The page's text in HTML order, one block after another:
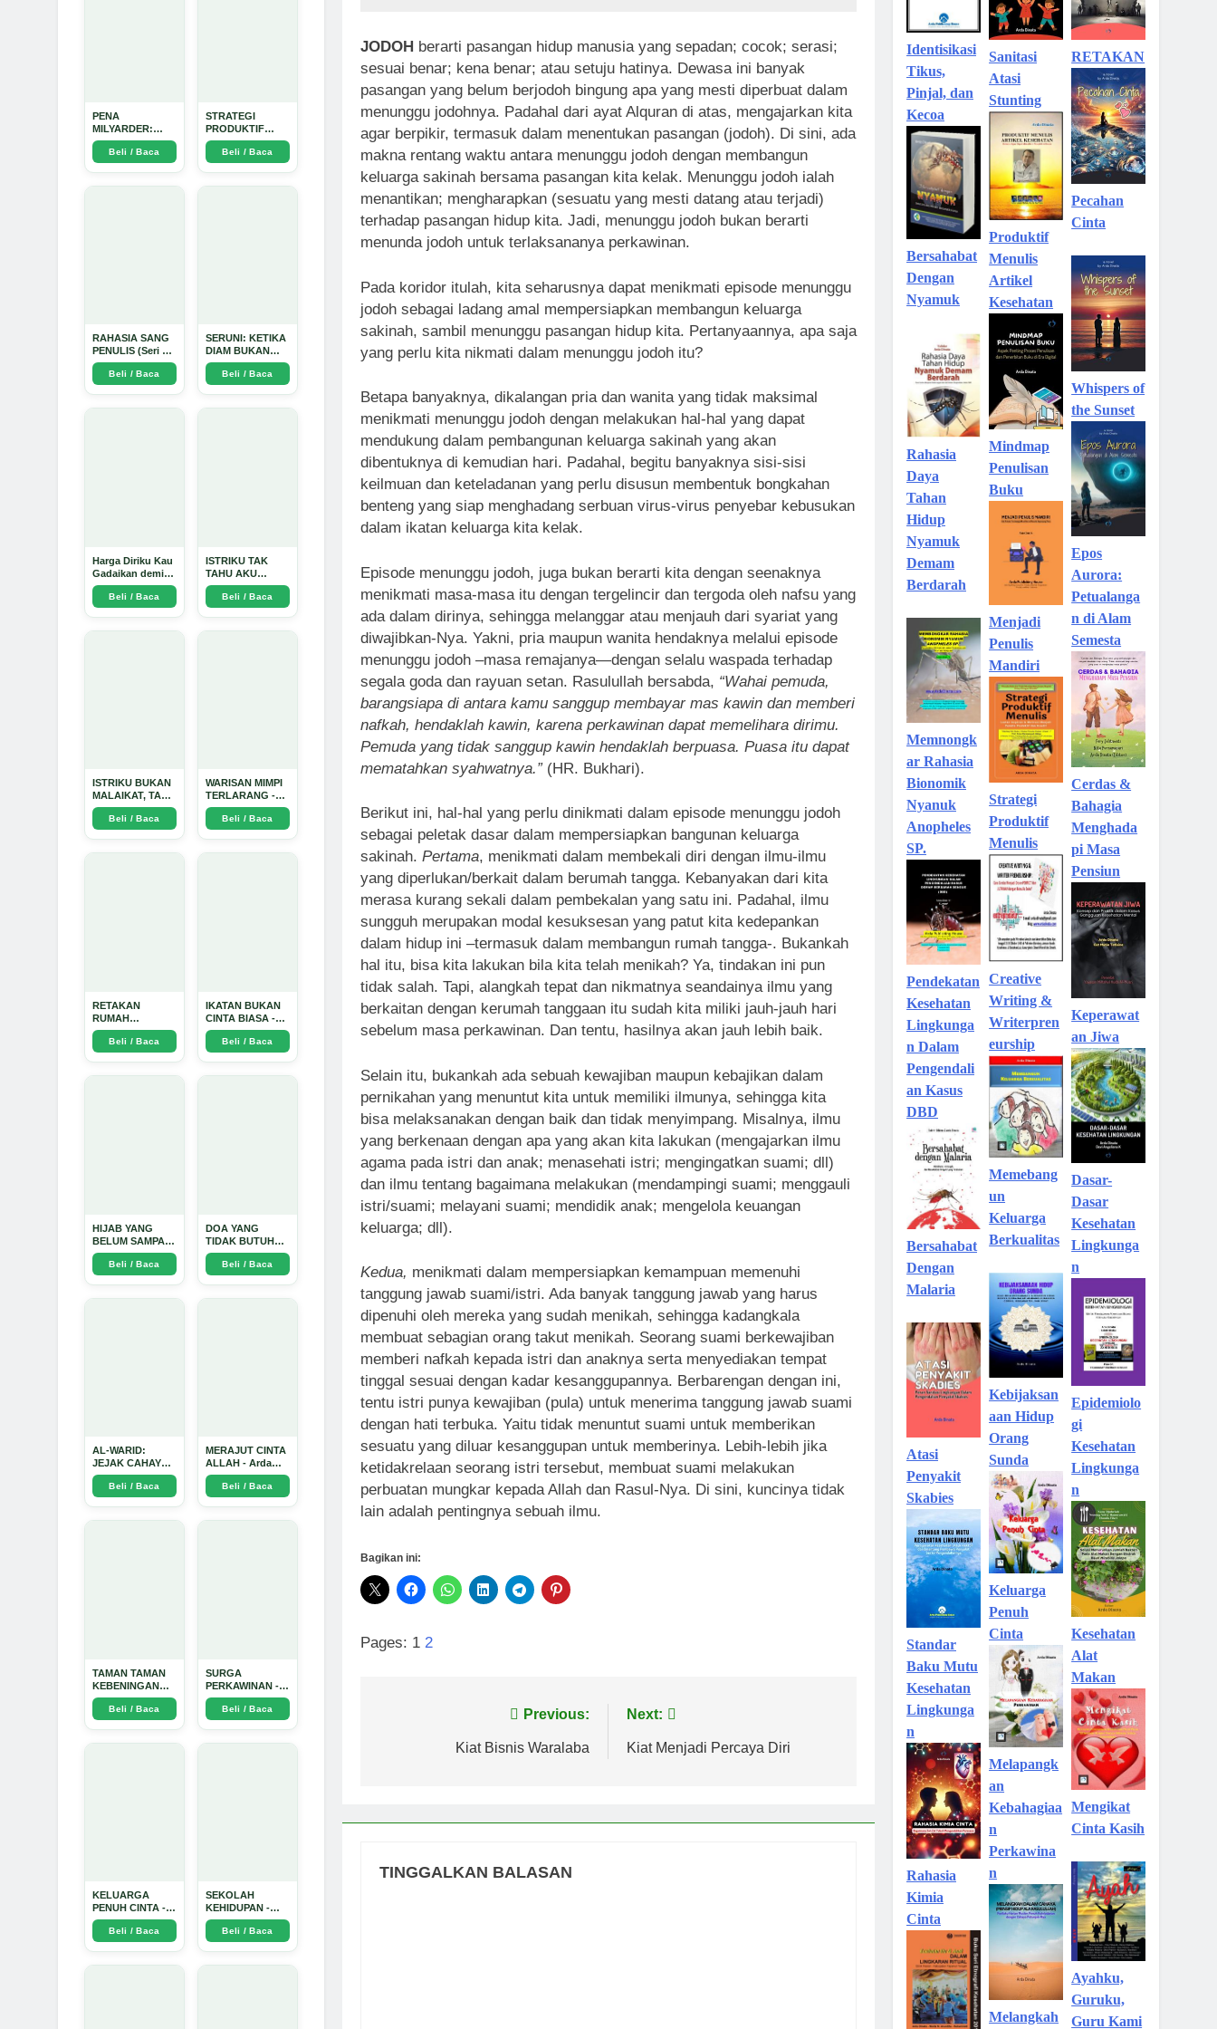
PENA
MILYARDER:
Kisah, Rahasia
Sukses, dan
Panduan Menjadi
Beli / Baca
STRATEGI
PRODUKTIF
MENULIS
UPDATE - Arda
Dinata
Beli / Baca
RAHASIA SANG
PENULIS (Seri 1)
- Arda Dinata
Beli / Baca
SERUNI: KETIKA
DIAM BUKAN
LAGI PILIHAN -
Arda Dinata
Beli / Baca
Harga Diriku Kau
Gadaikan demi
Perempuan Itu -
Arda Dinata
Beli / Baca
ISTRIKU TAK
TAHU AKU
PENGUSAHA
EMAS - Arda
Dinata
Beli / Baca
ISTRIKU BUKAN
MALAIKAT, TAPI
AKU JUGA
TIDAK SUCI -
Beli / Baca
WARISAN MIMPI
TERLARANG -
Arda Dinata
Beli / Baca
RETAKAN
RUMAH
TANGGA:
Sebuah
Perjalanan
Beli / Baca
IKATAN BUKAN
CINTA BIASA -
Arda Dinata
Beli / Baca
HIJAB YANG
BELUM SAMPAI
KE HATI: Ketika
Cinta Seorang
Ustadz Menjadi
Beli / Baca
DOA YANG
TIDAK BUTUH
SINYAL: Kisah
Tiga Jiwa yang
Tersesat di Era AI
Beli / Baca
AL-WARID:
JEJAK CAHAYA
DI ANTARA DUA
ZAMAN - Arda
Dinata
Beli / Baca
MERAJUT CINTA
ALLAH - Arda
Dinata
Beli / Baca
TAMAN TAMAN
KEBENINGAN
HATI - Arda
DinataBeli / Baca
SURGA
PERKAWINAN -
Arda Dinata
Beli / Baca
KELUARGA
PENUH CINTA -
Arda Dinata
Beli / Baca
SEKOLAH
KEHIDUPAN -
Arda Dinata
Beli / Baca
JODOH berarti pasangan hidup manusia yang sepadan; cocok; serasi;
sesuai benar; kena benar; atau setuju hatinya. Dewasa ini banyak
pasangan yang belum berjodoh bingung apa yang mesti diperbuat dalam
menunggu jodohnya. Padahal dari ayat Alquran di atas, mengajarkan kita
agar berpikir, termasuk dalam menentukan pasangan (jodoh). Di sini, ada
makna rentang waktu antara menunggu jodoh dengan membangun
keluarga sakinah bersama pasangan kita kelak. Menunggu jodoh ialah
menantikan; mengharapkan (sesuatu yang mesti datang atau terjadi)
terhadap pasangan hidup kita. Jadi, menunggu jodoh bukan berarti
menunda jodoh untuk terlaksananya perkawinan.
Pada koridor itulah, kita seharusnya dapat menikmati episode menunggu
jodoh sebagai ladang amal mempersiapkan membangun keluarga
sakinah, sambil menunggu pasangan hidup kita. Pertanyaannya, apa saja
yang perlu kita nikmati dalam menunggu jodoh itu?
Betapa banyaknya, dikalangan pria dan wanita yang tidak maksimal
menikmati menunggu jodoh dengan melakukan hal-hal yang dapat
mendukung dalam pembangunan keluarga sakinah yang akan
dibentuknya di kemudian hari. Padahal, begitu banyaknya sisi-sisi
keilmuan dan keteladanan yang perlu disusun membentuk bongkahan
benteng yang siap menghadang serbuan virus-virus penyebar kebusukan
dalam ikatan keluarga kita kelak.
Episode menunggu jodoh, juga bukan berarti kita dengan seenaknya
menikmati masa-masa itu dengan tergelincir dan tergoda oleh nafsu yang
ada dalam dirinya, sehingga melanggar atau menjauh dari syariat yang
diwajibkan-Nya. Yakni, pria maupun wanita hendaknya melalui episode
menunggu jodoh –masa remajanya—dengan selalu waspada terhadap
segala goda dan rayuan setan. Rasulullah bersabda, “Wahai pemuda,
barangsiapa di antara kamu sanggup membayar mas kawin dan memberi
nafkah, hendaklah kawin, karena perkawinan dapat memelihara dirimu.
Pemuda yang tidak sanggup kawin hendaklah berpuasa. Puasa itu dapat
mematahkan syahwatnya.” (HR. Bukhari).
Berikut ini, hal-hal yang perlu dinikmati dalam episode menunggu jodoh
sebagai peletak dasar dalam mempersiapkan bangunan keluarga
sakinah. Pertama, menikmati dalam membekali diri dengan ilmu-ilmu
yang diperlukan/berkait dalam berumah tangga. Kebanyakan dari kita
merasa kurang sekali dalam pembekalan yang satu ini. Padahal, ilmu
sungguh merupakan modal kesuksesan yang patut kita kedepankan
dalam hidup ini –termasuk dalam membangun rumah tangga-. Bukankah
hal itu, bisa kita lakukan bila kita telah menikah? Ya, tindakan ini pun
tidak salah. Tapi, alangkah tepat dan nikmatnya seandainya ilmu yang
berkaitan dengan kerumah tanggaan itu sudah kita miliki jauh-jauh hari
sebelum masa perkawinan. Dan tentu, hasilnya akan jauh lebih baik.
Selain itu, bukankah ada sebuah kewajiban maupun kebajikan dalam
pernikahan yang menuntut kita untuk memiliki ilmunya, sehingga kita
bisa melaksanakan dengan baik dan tidak menyimpang. Misalnya, ilmu
yang berkenaan dengan apa yang akan kita lakukan (mengajarkan ilmu
agama pada istri dan anak; menasehati istri; mengingatkan suami; dll)
dan ilmu tentang bagaimana melakukan (mendampingi suami; menggauli
istri/suami; melayani suami; mendidik anak; mengelola keuangan
keluarga; dll).
Kedua, menikmati dalam mempersiapkan kemampuan memenuhi
tanggung jawab suami/istri. Ada banyak tanggung jawab yang harus
dipenuhi oleh mereka yang sudah menikah, sehingga kadangkala
membuat sebagian orang takut menikah. Seorang suami berkewajiban
memberi nafkah kepada istri dan anaknya serta menyediakan tempat
tinggal sesuai dengan kadar kesanggupannya. Berbarengan dengan ini,
tentu istri punya kewajiban (pula) untuk menerima tanggung jawab suami
dengan hati terbuka. Yaitu tidak menuntut suami untuk memberikan
sesuatu yang diluar kesanggupan untuk memberinya. Lebih-lebih jika
ketidakrelaan seorang istri tersebut, membuat suami melakukan
perbuatan mungkar kepada Allah dan Rasul-Nya. Di sini, kuncinya tidak
lain adalah pentingnya sebuah ilmu.
Bagikan ini:
Pages: 1 2
Previous:
Kiat Bisnis Waralaba
Next:
Kiat Menjadi Percaya Diri
TINGGALKAN BALASAN
Identisikasi
Tikus,
Pinjal, dan
Kecoa
Bersahabat
Dengan
Nyamuk
Rahasia
Daya
Tahan
Hidup
Nyamuk
Demam
Berdarah
Memnongk
ar Rahasia
Bionomik
Nyanuk
Anopheles
SP.
Pendekatan
Kesehatan
Lingkunga
n Dalam
Pengendali
an Kasus
DBD
Bersahabat
Dengan
Malaria
Atasi
Penyakit
Skabies
Standar
Baku Mutu
Kesehatan
Lingkunga
n
Rahasia
Kimia
Cinta
Sanitasi
Atasi
Stunting
Produktif
Menulis
Artikel
Kesehatan
Mindmap
Penulisan
Buku
Menjadi
Penulis
Mandiri
Strategi
Produktif
Menulis
Creative
Writing &
Writerpren
eurship
Memebang
un
Keluarga
Berkualitas
Kebijaksan
aan Hidup
Orang
Sunda
Keluarga
Penuh
Cinta
Melapangk
an
Kebahagiaa
n
Perkawina
n
Melangkah
RETAKAN
Pecahan
Cinta
Whispers of
the Sunset
Epos
Aurora:
Petualanga
n di Alam
Semesta
Cerdas &
Bahagia
Menghada
pi Masa
Pensiun
Keperawat
an Jiwa
Dasar-
Dasar
Kesehatan
Lingkunga
n
Epidemiolo
gi
Kesehatan
Lingkunga
n
Kesehatan
Alat
Makan
Mengikat
Cinta Kasih
Ayahku,
Guruku,
Guru Kami